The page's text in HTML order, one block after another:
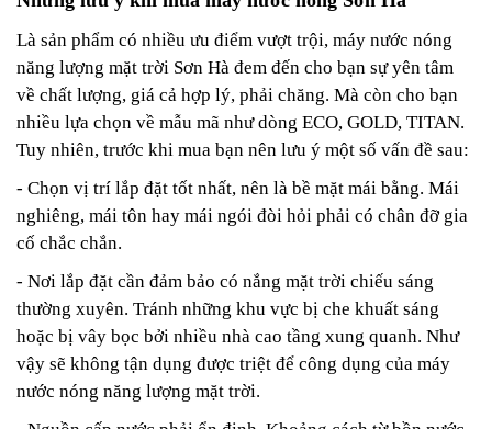
Là sản phẩm có nhiều ưu điểm vượt trội, máy nước nóng
năng lượng mặt trời Sơn Hà đem đến cho bạn sự yên tâm
về chất lượng, giá cả hợp lý, phải chăng. Mà còn cho bạn
nhiều lựa chọn về mẫu mã như dòng ECO, GOLD, TITAN.
Tuy nhiên, trước khi mua bạn nên lưu ý một số vấn đề sau:
- Chọn vị trí lắp đặt tốt nhất, nên là bề mặt mái bằng. Mái
nghiêng, mái tôn hay mái ngói đòi hỏi phải có chân đỡ gia
cố chắc chắn.
- Nơi lắp đặt cần đảm bảo có nắng mặt trời chiếu sáng
thường xuyên. Tránh những khu vực bị che khuất sáng
hoặc bị vây bọc bởi nhiều nhà cao tầng xung quanh. Như
vậy sẽ không tận dụng được triệt để công dụng của máy
nước nóng năng lượng mặt trời.